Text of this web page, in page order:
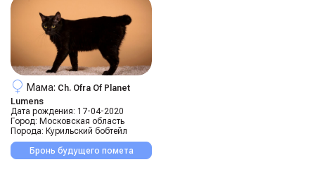
Мама: Ch. Ofra Of Planet
Lumens
Дата рождения: 17-04-2020
Город: Московская область
Порода: Курильский бобтейл
Бронь будущего помета